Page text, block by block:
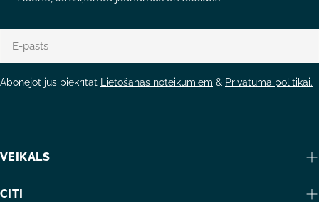
pasts
Abonējot jūs piekrītat Lietošanas noteikumiem & Privātuma politikai.
VEIKALS
CITI